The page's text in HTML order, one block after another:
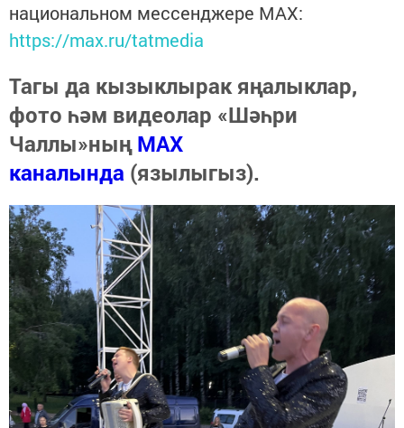
национальном мессенджере MАХ:
https://max.ru/tatmedia
Тагы да кызыклырак яңалыклар,
фото һәм видеолар «Шәһри
Чаллы»ныңMAX
каналында (язылыгыз).